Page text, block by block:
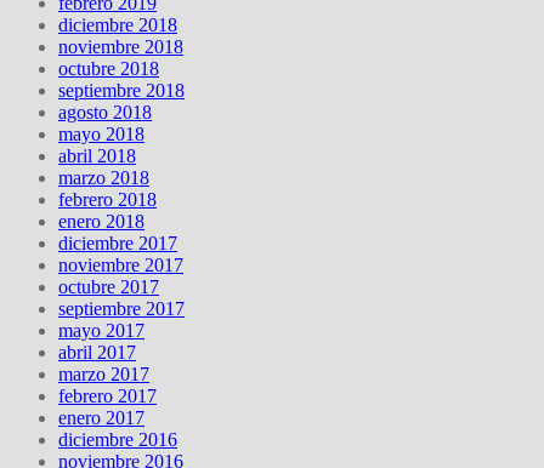
diciembre 2018
noviembre 2018
octubre 2018
septiembre 2018
agosto 2018
mayo 2018
abril 2018
marzo 2018
febrero 2018
enero 2018
diciembre 2017
noviembre 2017
octubre 2017
septiembre 2017
mayo 2017
abril 2017
marzo 2017
febrero 2017
enero 2017
diciembre 2016
noviembre 2016